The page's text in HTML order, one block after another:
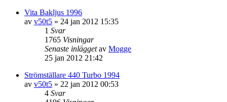
Vita Bakljus 1996
av v50t5 » 24 jan 2012 15:35
1 Svar
1765 Visningar
Senaste inläggetav Mogge
25 jan 2012 21:42
Strömställare 440 Turbo 1994
av v50t5 » 22 jan 2012 00:53
4 Svar